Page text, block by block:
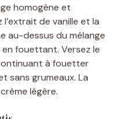
homogène et
de vanille et la
au-dessus du mélange
fouettant. Versez le
à fouetter
sans grumeaux. La
légère.